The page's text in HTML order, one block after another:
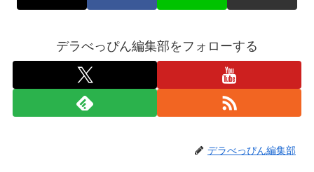
デラべっぴん編集部をフォローする
デラべっぴん編集部